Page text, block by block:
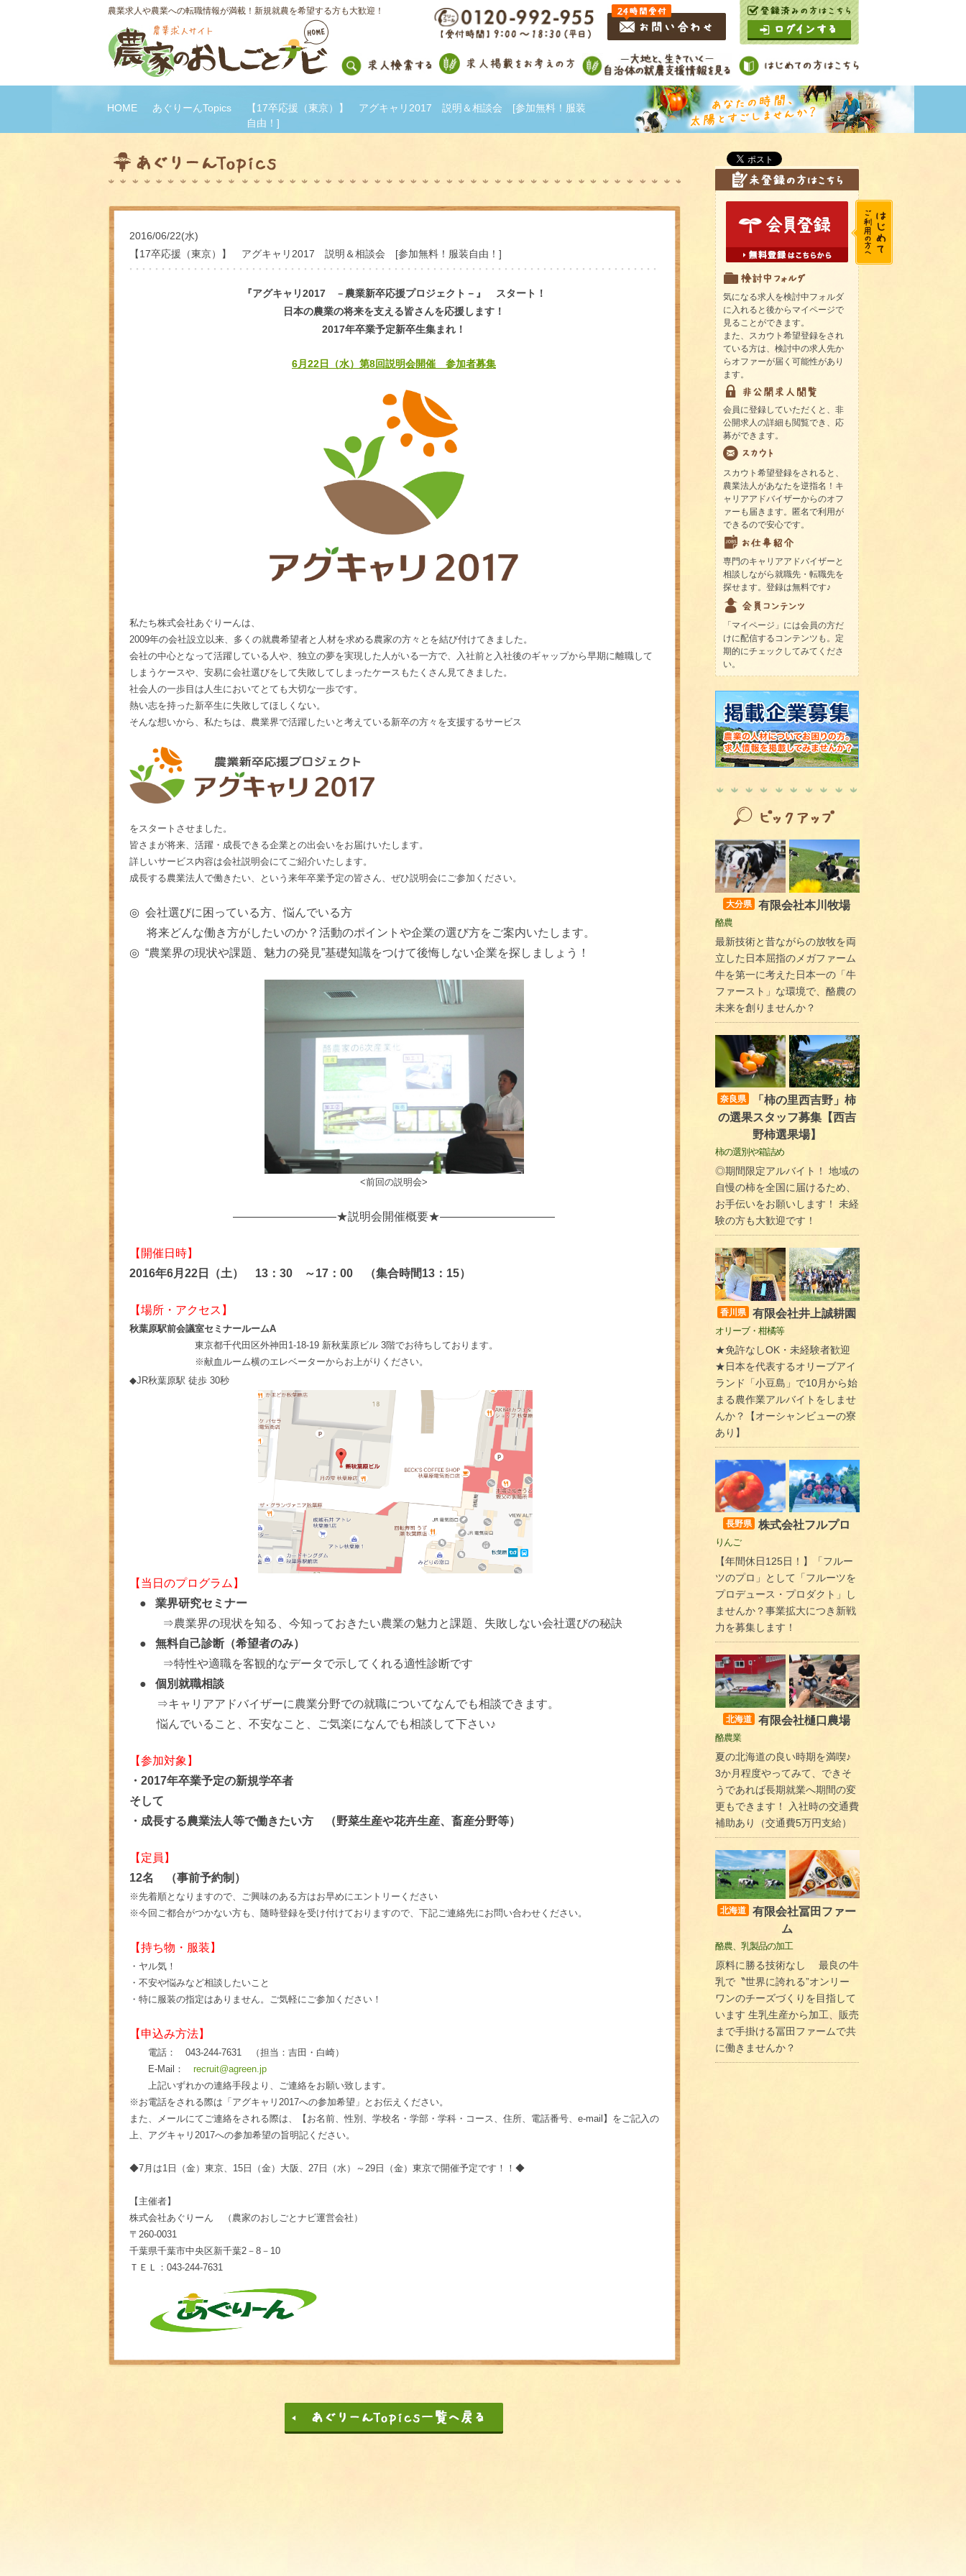
農業求人や農業への転職情報が満載！新規就農を希望する方も大歓迎！
HOME あぐりーんTopics
【17卒応援（東京）】 アグキャリ2017 説明＆相談会 [参加無料！服装
自由！]
2016/06/22(水)
【17卒応援（東京）】 アグキャリ2017 説明＆相談会 [参加無料！服装自由！]
『アグキャリ2017 － 農業新卒応援プロジェクト－』 スタート！
日本の農業の将来を支える皆さんを応援します！
2017年卒業予定新卒生集まれ ！
6月22日（水）第8回説明会開催 参加者募集
私たち株式会社あぐりーんは、
2009年の会社設立以来、多くの就農希望者と人材を求める農家の方々とを結び付けてきました。
会社の中心となって活躍している人や、独立の夢を実現した人がいる一方で、入社前と入社後のギャップから早期に離職して
しまうケースや、安易に会社選びをして失敗してしまったケースもたくさん見てきました。
社会人の一歩目は人生においてとても大切な一歩です。
熱い志を持った新卒生に失敗してほしくない。
そんな想いから、私たちは、農業界で活躍したいと考えている新卒の方々を支援するサービス
をスタートさせました。
皆さまが将来、活躍・成長できる企業との出会いをお届けいたします。
詳しいサービス内容は会社説明会にてご紹介いたします。
成長する農業法人で働きたい、という来年卒業予定の皆さん、ぜひ説明会にご参加ください。
◎ 会社選びに困っている方、悩んでいる方
将来どんな働き方がしたいのか？活動のポイントや企業の選び方をご案内いたします。
◎ “農業界の現状や課題、魅力の発見”基礎知識をつけて後悔しない企業を探しましょう！
<前回の説明会>
―――――――――★説明会開催概要★――――――――――
【開催日時】
2016年6月 22日（土） 13： 30～17： 00 （集合時間13：15）
【場所・アクセス】
秋葉原駅前会議室セミナールームA
東京都千代田区外神田1-18-19 新秋葉原ビル 3階でお待ちしております。
※献血ルーム横のエレベーターからお上がりください。
◆JR秋葉原駅 徒歩 30秒
【当日のプログラム】
● 業界研究セミナー
⇒農業界の現状を知る、今知っておきたい農業の魅力と課題、失敗しない会社選びの秘訣
●
無料自己診断（希望者のみ）
⇒特性や適職を客観的なデータで示してくれる適性診断です
●
個別就職相談
⇒キャリアアドバイザーに農業分野での就職についてなんでも相談できます。
悩んでいること、不安なこと、ご気楽になんでも相談して下さい♪
【参加対象】
・2017年卒業予定の新規学卒者
そして
・成長する農業法人等で働きたい方 （野菜生産や花卉生産、畜産分野等）
【定員】
12名 （事前予約制）
※先着順となりますので、ご興味のある方はお早めにエントリーください
※今回ご都合がつかない方も、随時登録を受け付けておりますので、下記ご連絡先にお問い合わせください。
【持ち物・服装】
・ヤル気！
・不安や悩みなど相談したいこと
・特に服装の指定はありません。ご気軽にご参加ください！
【申込み方法】
電話： 043-244-7631
（担当：吉田・白崎）
E-Mail ： recruit@agreen.jp
上記いずれかの連絡手段より、ご連絡をお願い致します。
※お電話をされる際は「アグキャリ2017への参加希望」とお伝えください。
また、メールにてご連絡をされる際は、【お名前、性別、学校名・学部・学科・コース、住所、電話番号、e-mail】をご記入の
上、アグキャリ2017への参加希望の旨明記ください。
◆7月は1日（金）東京、15日（金）大阪、27日（水）～29日（金）東京で開催予定です！！ ◆
【主催者】
株式会社あぐりーん （農家のおしごとナビ運営会社）
〒260‐0031
千葉県千葉市中央区新千葉2－8－10
ＴＥＬ：043‐244‐7631
気になる求人を検討中フォルダ
に入れると後からマイページで
見ることができます。
また、スカウト希望登録をされ
ている方は、検討中の求人先か
らオファーが届く可能性があり
ます。
会員に登録していただくと、非
公開求人の詳細も閲覧でき、応
募ができます。
スカウト希望登録をされると、
農業法人があなたを逆指名！キ
ャリアアドバイザーからのオフ
ァーも届きます。匿名で利用が
できるので安心です。
専門のキャリアアドバイザーと
相談しながら就職先・転職先を
探せます。登録は無料です♪
「マイページ」には会員の方だ
けに配信するコンテンツも。定
期的にチェックしてみてくださ
い。
大分県 有限会社本川牧場
酪農
最新技術と昔ながらの放牧を両
立した日本屈指のメガファーム
牛を第一に考えた日本一の「牛
ファースト」な環境で、酪農の
未来を創りませんか？
奈良県
「柿の里西吉野」柿
の選果スタッフ募集【西吉
野柿選果場】
柿の選別や箱詰め
◎期間限定アルバイト！ 地域の
自慢の柿を全国に届けるため、
お手伝いをお願いします！ 未経
験の方も大歓迎です！
香川県 有限会社井上誠耕園
オリーブ・柑橘等
★免許なしOK・未経験者歓迎
★日本を代表するオリーブアイ
ランド「小豆島」で10月から始
まる農作業アルバイトをしませ
んか？【オーシャンビューの寮
あり】
長野県 株式会社フルプロ
りんご
【年間休日125日！】「フルー
ツのプロ」として「フルーツを
プロデュース・プロダクト」し
ませんか？事業拡大につき新戦
力を募集します！
北海道 有限会社樋口農場
酪農業
夏の北海道の良い時期を満喫♪
3か月程度やってみて、できそ
うであれば長期就業へ期間の変
更もできます！ 入社時の交通費
補助あり（交通費5万円支給）
北海道
有限会社冨田ファー
ム
酪農、乳製品の加工
原料に勝る技術なし 最良の牛
乳で〝世界に誇れる”オンリー
ワンのチーズづくりを目指して
います 生乳生産から加工、販売
まで手掛ける冨田ファームで共
に働きませんか？